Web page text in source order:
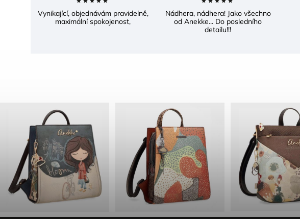
Vynikající, objednávám pravidelně,
maximální spokojenost,
Nádhera, nádhera! Jako všechno
od Anekke... Do posledního
detailu!!!